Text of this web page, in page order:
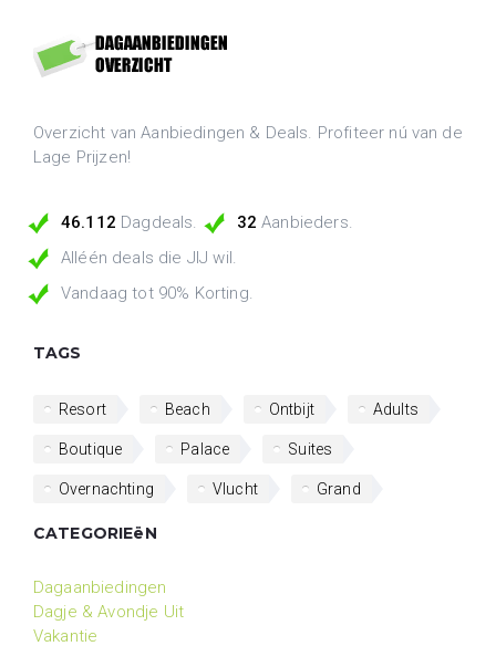
Overzicht van Aanbiedingen & Deals. Profiteer nú van de
Lage Prijzen!
46.112 Dagdeals. 32 Aanbieders.
Alléén deals die JIJ wil.
Vandaag tot 90% Korting.
TAGS
Resort Beach Ontbijt Adults
Boutique Palace Suites
Overnachting Vlucht Grand
CATEGORIEëN
Dagaanbiedingen
Dagje & Avondje Uit
Vakantie